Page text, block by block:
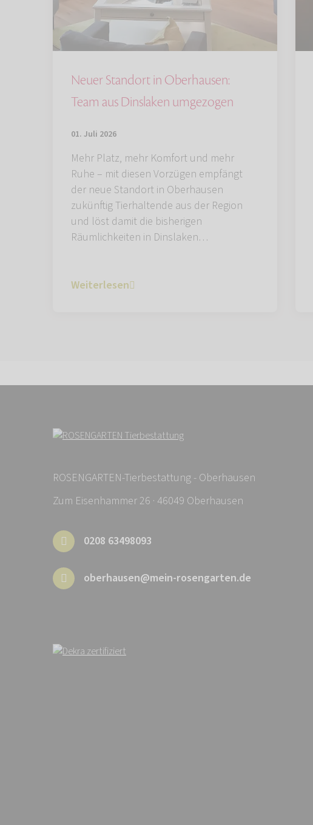
Neuer Standort in Oberhausen:
Team aus Dinslaken umgezogen
01. Juli 2026
Mehr Platz, mehr Komfort und mehr
Ruhe – mit diesen Vorzügen empfängt
der neue Standort in Oberhausen
zukünftig Tierhaltende aus der Region
und löst damit die bisherigen
Räumlichkeiten in Dinslaken…
Weiterlesen
ROSENGARTEN-Tierbestattung - Oberhausen
Zum Eisenhammer 26 · 46049 Oberhausen
0208 63498093
oberhausen@mein-rosengarten.de